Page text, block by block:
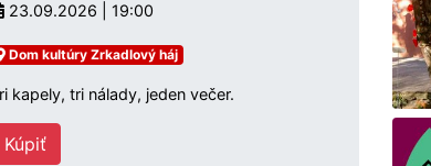
23.09.2026 | 19:00
Dom kultúry Zrkadlový háj
kapely, tri nálady, jeden večer.
Kúpiť